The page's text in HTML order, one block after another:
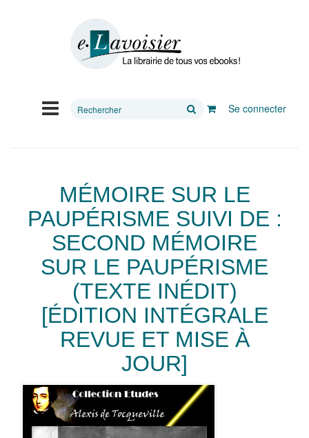
Rechercher
Se connecter
MÉMOIRE SUR LE
PAUPÉRISME SUIVI DE :
SECOND MÉMOIRE
SUR LE PAUPÉRISME
(TEXTE INÉDIT)
[ÉDITION INTÉGRALE
REVUE ET MISE À
JOUR]